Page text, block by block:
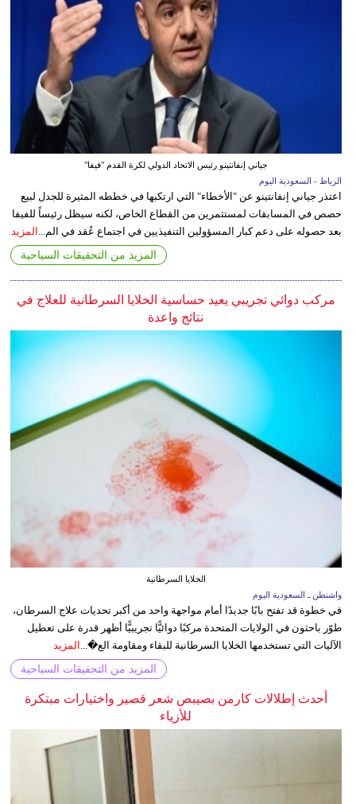
جياني إنفانتينو رئيس الاتحاد الدولي لكرة القدم "فيفا"
الرباط - السعودية اليوم
اعتذر جياني إنفانتينو عن "الأخطاء" التي ارتكبها في خططه المثيرة للجدل لبيع
حصص في المسابقات لمستثمرين من القطاع الخاص، لكنه سيظل رئيساً للفيفا
بعد حصوله على دعم كبار المسؤولين التنفيذيين في اجتماع عُقد في الم...
المزيد
المزيد من التحقيقات السياحية
مركب دوائي تجريبي يعيد حساسية الخلايا السرطانية للعلاج في
نتائج واعدة
الخلايا السرطانية
واشنطن ـ السعودية اليوم
في خطوة قد تفتح بابًا جديدًا أمام مواجهة واحد من أكبر تحديات علاج السرطان،
طوّر باحثون في الولايات المتحدة مركبًا دوائيًّا تجريبيًّا أظهر قدرة على تعطيل
الآليات التي تستخدمها الخلايا السرطانية للبقاء ومقاومة الع�... المزيد
المزيد من التحقيقات السياحية
أحدث إطلالات كارمن بصيبص شعر قصير واختيارات مبتكرة
للأزياء